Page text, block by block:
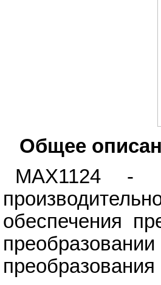
Общее
MAX1124 -
обеспечения